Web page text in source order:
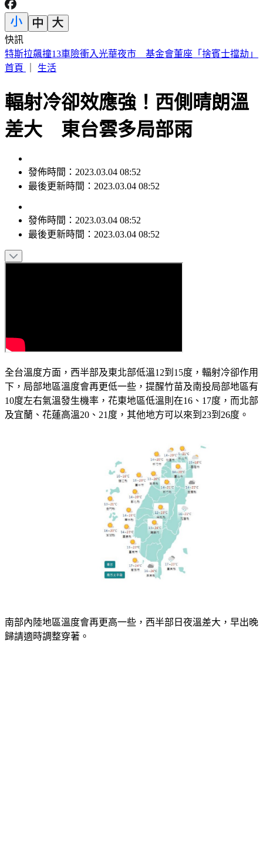
快訊
特斯拉飆撞13車險衝入光華夜市 基金會董座「捨賓士擋劫」
首頁
生活
輻射冷卻效應強！西側晴朗溫
差大 東台雲多局部雨
發佈時間：2023.03.04 08:52
最後更新時間：2023.03.04 08:52
發佈時間： 2023.03.04 08:52
最後更新時間： 2023.03.04 08:52
全台溫度方面，西半部及東北部低溫12到15度，輻射冷卻作用
下，局部地區溫度會再更低一些，提醒竹苗及南投局部地區有
10度左右氣溫發生機率，花東地區低溫則在16、17度，而北部
及宜蘭、花蓮高溫20、21度，其他地方可以來到23到26度。
南部內陸地區溫度會再更高一些，西半部日夜溫差大，早出晚
歸請適時調整穿著。